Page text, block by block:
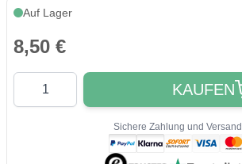
Auf Lager
8,50 €
Quantity
KAUFEN
Sichere Zahlung und Versand